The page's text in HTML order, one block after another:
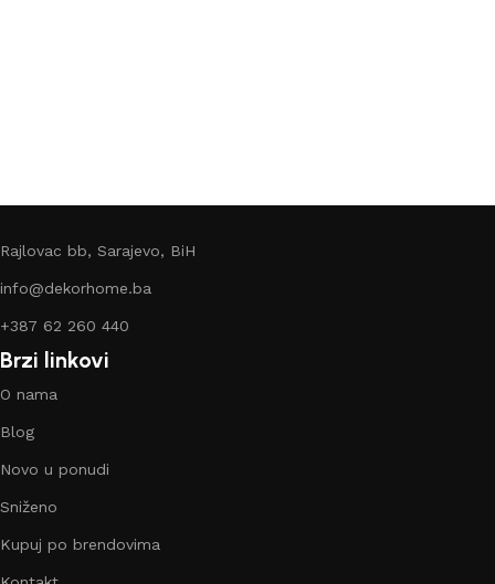
Rajlovac bb, Sarajevo, BiH
info@dekorhome.ba
+387 62 260 440
Brzi linkovi
O nama
Blog
Novo u ponudi
Sniženo
Kupuj po brendovima